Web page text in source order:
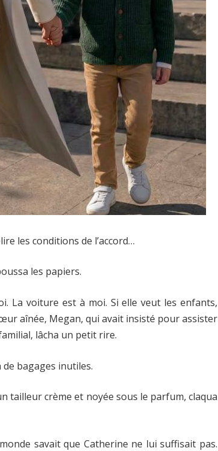
les conditions de l’accord…
les papiers.
La voiture est à moi. Si elle veut les enfants,
aînée, Megan, qui avait insisté pour assister
lâcha un petit rire.
bagages inutiles.
tailleur crème et noyée sous le parfum, claqua
savait que Catherine ne lui suffisait pas.